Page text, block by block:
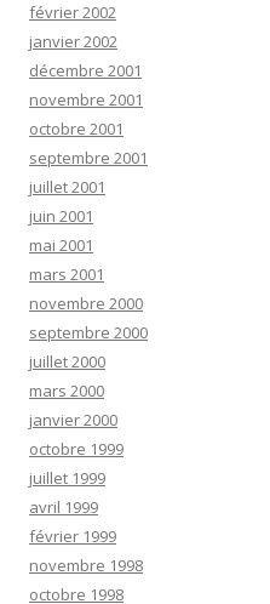
février 2002
janvier 2002
décembre 2001
novembre 2001
octobre 2001
septembre 2001
juillet 2001
juin 2001
mai 2001
mars 2001
novembre 2000
septembre 2000
juillet 2000
mars 2000
janvier 2000
octobre 1999
juillet 1999
avril 1999
février 1999
novembre 1998
octobre 1998